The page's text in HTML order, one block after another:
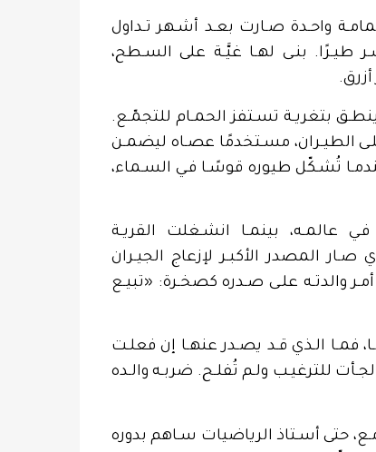
واحـدة صـارت بعـد أشـهر تـداول
طيـرًا. بنـى لهـا غيَّـة على السـطح،
بتغريـة تسـتفز الحمـام للتجمّـع.
علـى الطيـران، مسـتخدمًا عصـاه ليضمـن
تُشـكّل طيوره قوسًـا فـي السـماء،
عالمـه، بينمـا انشـغلت القريـة
صـار المصدر الأكبـر لإزعاج الجيـران
والدتـه علـى صـدره كصخـرة: «تبيـع
فمـا الـذي قـد يصـدر عنهـا إن فعلـت
للترغيـب ولـم تُفلـح. ضربـه والـده
حتى أسـتاذ الرياضيات سـاهم بدوره